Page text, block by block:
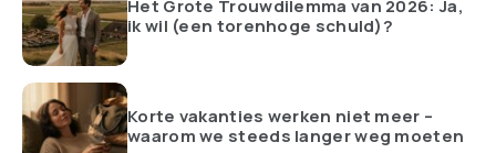
Het Grote Trouwdilemma van 2026: Ja,
ik wil (een torenhoge schuld)?
Korte vakanties werken niet meer –
waarom we steeds langer weg moeten